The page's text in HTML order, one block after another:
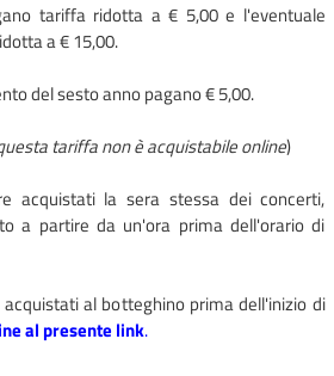
tariffa ridotta a € 5,00 e l'eventuale
a € 15,00.
del sesto anno pagano € 5,00.
tariffa non è acquistabile online)
acquistati la sera stessa dei concerti,
a partire da un'ora prima dell'orario di
al botteghino prima dell'inizio di
al presente link.